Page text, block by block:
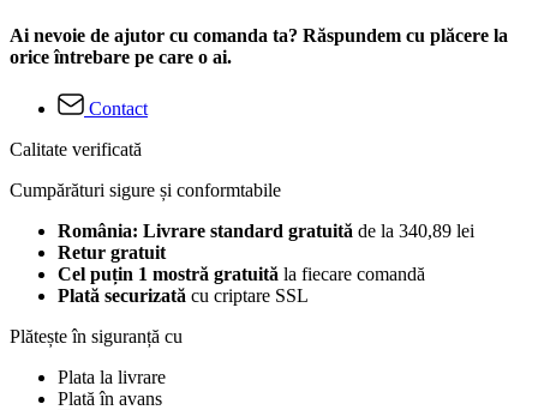
Ai nevoie de ajutor cu comanda ta? Răspundem cu plăcere la
orice întrebare pe care o ai.
Contact
Calitate verificată
Cumpărături sigure și conformtabile
România: Livrare standard gratuită de la 340,89 lei
Retur gratuit
Cel puțin 1 mostră gratuită la fiecare comandă
Plată securizată cu criptare SSL
Plătește în siguranță cu
Plata la livrare
Plată în avans